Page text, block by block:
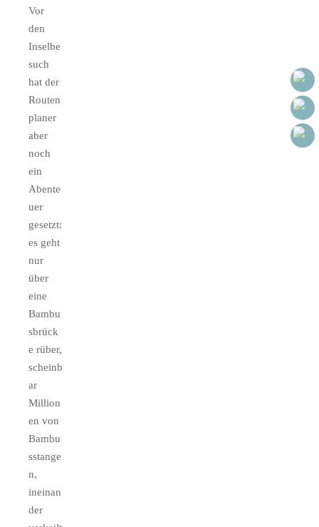
Vor
den
Inselbe
such
hat der
Routen
planer
aber
noch
ein
Abente
uer
gesetzt:
es geht
nur
über
eine
Bambu
sbrück
e rüber,
scheinb
ar
Million
en von
Bambu
sstange
n,
ineinan
der